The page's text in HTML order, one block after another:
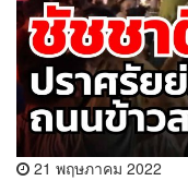
21 พฤษภาคม 2022